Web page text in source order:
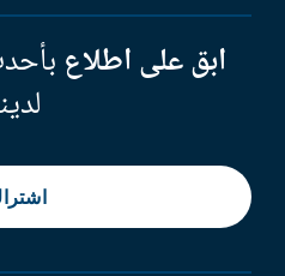
ابق على اطلاع